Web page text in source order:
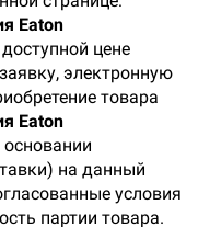
Eaton
цене
электронную
товара
Eaton
основании
на данный
условия
партии товара.